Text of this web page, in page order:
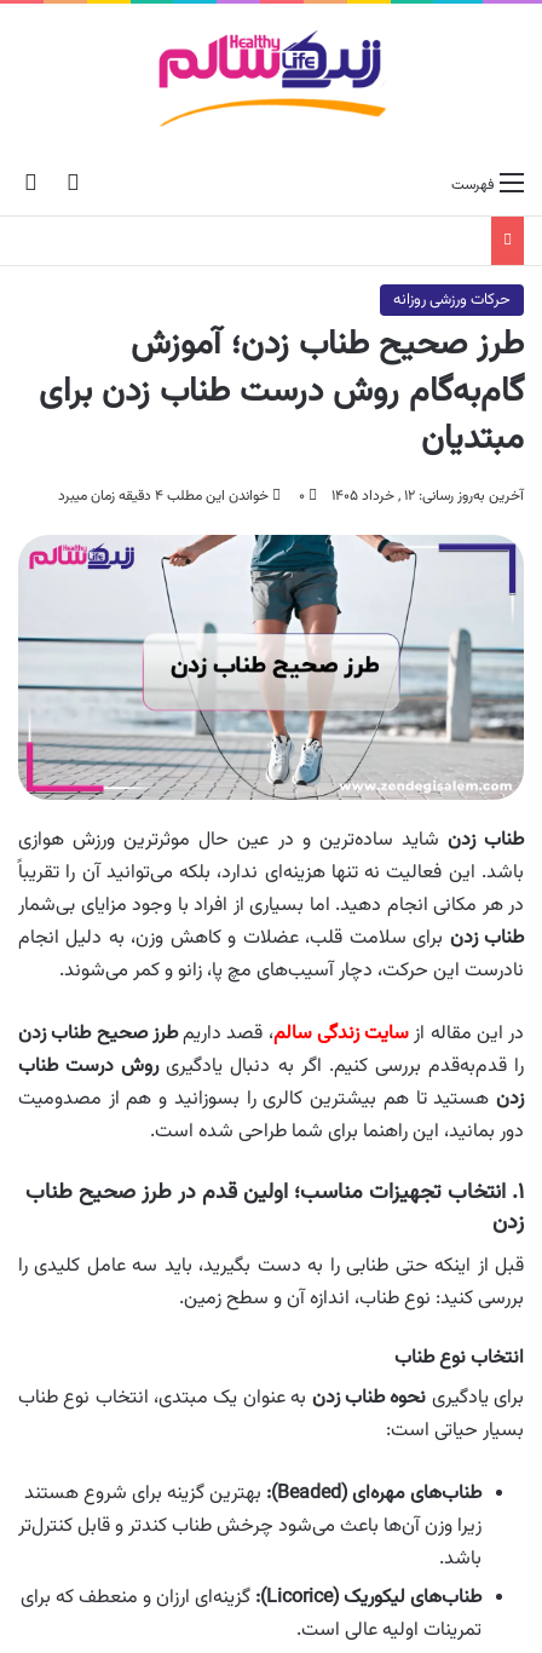
skin فهرست
حرکات ورزشی روزانه
طرز صحیح طناب زدن؛ آموزش
گام‌به‌گام روش درست طناب زدن برای
مبتدیان
آخرین به‌روز رسانی: ۱۲ , خرداد ۱۴۰۵ ۰ خواندن این مطلب ۴ دقیقه زمان میبرد
طناب زدن شاید ساده‌ترین و در عین حال موثرترین ورزش هوازی
باشد. این فعالیت نه تنها هزینه‌ای ندارد، بلکه می‌توانید آن را تقریباً
در هر مکانی انجام دهید. اما بسیاری از افراد با وجود مزایای بی‌شمار
طناب زدن برای سلامت قلب، عضلات و کاهش وزن، به دلیل انجام
نادرست این حرکت، دچار آسیب‌های مچ پا، زانو و کمر می‌شوند.
در این مقاله ازسایت زندگی سالم، قصد داریمطرز صحیح طناب زدن
را قدم‌به‌قدم بررسی کنیم. اگر به دنبال یادگیریروش درست طناب
زدن هستید تا هم بیشترین کالری را بسوزانید و هم از مصدومیت
دور بمانید، این راهنما برای شما طراحی شده است.
۱. انتخاب تجهیزات مناسب؛ اولین قدم در طرز صحیح طناب
زدن
قبل از اینکه حتی طنابی را به دست بگیرید، باید سه عامل کلیدی را
بررسی کنید: نوع طناب، اندازه آن و سطح زمین.
انتخاب نوع طناب
برای یادگیری نحوه طناب زدن به عنوان یک مبتدی، انتخاب نوع طناب
بسیار حیاتی است:
طناب‌های مهره‌ای (Beaded):
بهترین گزینه برای شروع هستند
زیرا وزن آن‌ها باعث می‌شود چرخش طناب کندتر و قابل کنترل‌تر
باشد.
طناب‌های لیکوریک (Licorice):
گزینه‌ای ارزان و منعطف که برای
تمرینات اولیه عالی است.